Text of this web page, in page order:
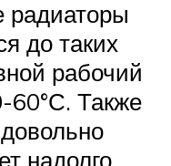
радиаторы
до таких
рабочий
60°С. Также
надолго